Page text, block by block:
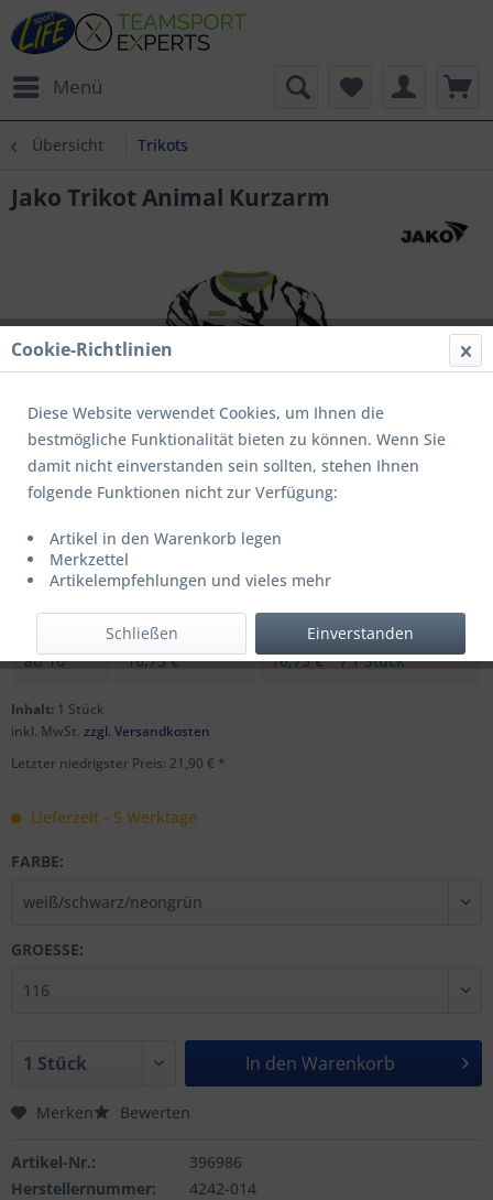
Menü
Übersicht Trikots
Jako Trikot Animal Kurzarm
UVP: 27,99 € *
Menge
Stückpreis
Grundpreis
bis9 21,90 € * 21,90 € * / 1 Stück
ab10 16,75 € * 16,75 € * / 1 Stück
Inhalt: 1 Stück
inkl. MwSt. zzgl. Versandkosten
Letzter niedrigster Preis: 21,90 € *
Lieferzeit - 5 Werktage
FARBE:
GROESSE:
In den Warenkorb
Merken Bewerten
Artikel-Nr.:
396986
Herstellernummer:
4242-014
Cookie-Richtlinien
Diese Website verwendet Cookies, um Ihnen die
bestmögliche Funktionalität bieten zu können. Wenn Sie
damit nicht einverstanden sein sollten, stehen Ihnen
folgende Funktionen nicht zur Verfügung:
Artikel in den Warenkorb legen
Merkzettel
Artikelempfehlungen und vieles mehr
Einverstanden
Schließen